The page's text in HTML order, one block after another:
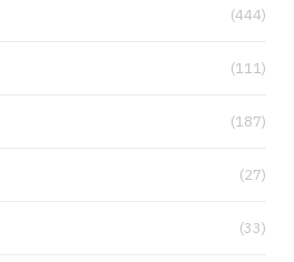
(444)
(111)
(187)
(27)
(33)